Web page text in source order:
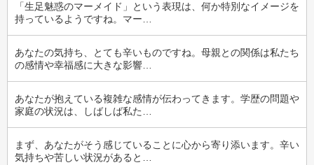
「生足魅惑のマーメイド」という表現は、何か特別なイメージを
持っているようですね。マー…
あなたの気持ち、とても辛いものですね。母親との関係は私たち
の感情や幸福感に大きな影響…
あなたが抱えている複雑な感情が伝わってきます。学歴の問題や
家庭の状況は、しばしば私た…
まず、あなたがそう感じていることに心から寄り添います。辛い
気持ちや苦しい状況があると…